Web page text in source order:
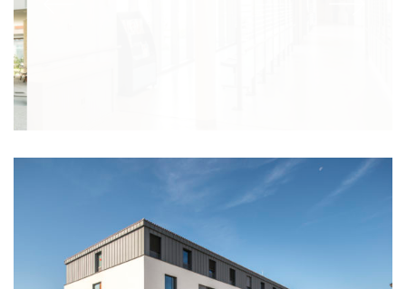
Si vous avez moins de 16 ans et que vous souhaitez donner votre
consentement à des services facultatifs, vous devez demander
l'autorisation à vos tuteurs légaux.
Nous utilisons des cookies et d'autres technologies sur notre site
web. Certains d'entre eux sont essentiels, tandis que d'autres nous
personnelles peuvent être traitées (par exemple, les
pour les annonces et le contenu personnalisés ou la mesure des
Vous trouverez de plus amples
.
Vous trouverez ici un aperçu de tous les cookies utilisés. Vous
pouvez autoriser toutes les catégories ou afficher les
informations détaillées et sélectionner certains cookies